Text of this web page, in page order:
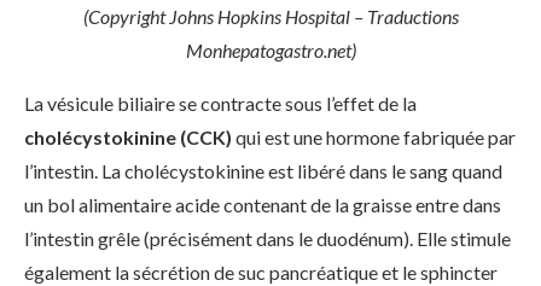
(Copyright Johns Hopkins Hospital – Traductions
Monhepatogastro.net)
La vésicule biliaire se contracte sous l’effet de la
cholécystokinine (CCK) qui est une hormone fabriquée par
l’intestin. La cholécystokinine est libéré dans le sang quand
un bol alimentaire acide contenant de la graisse entre dans
l’intestin grêle (précisément dans le duodénum). Elle stimule
également la sécrétion de suc pancréatique et le sphincter